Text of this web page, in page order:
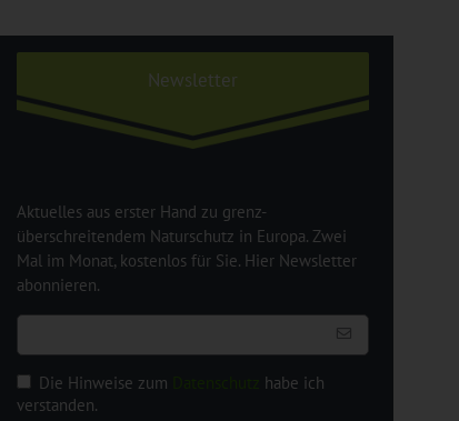
Newsletter
Aktuelles aus erster Hand zu grenz-
überschreitendem Naturschutz in Europa. Zwei
Mal im Monat, kostenlos für Sie. Hier Newsletter
abonnieren.
Die Hinweise zum
habe ich
verstanden.